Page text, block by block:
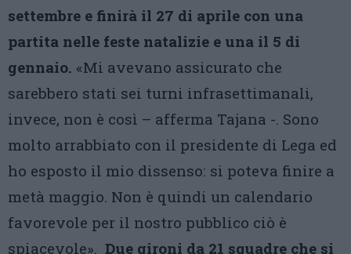
settembre e finirà il 27 di aprile con una
partita nelle feste natalizie e una il 5 di
gennaio. «Mi avevano assicurato che
sarebbero stati sei turni infrasettimanali,
invece, non è così – afferma Tajana -. Sono
molto arrabbiato con il presidente di Lega ed
ho esposto il mio dissenso: si poteva finire a
metà maggio. Non è quindi un calendario
favorevole per il nostro pubblico ciò è
spiacevole». Due gironi da 21 squadre che si